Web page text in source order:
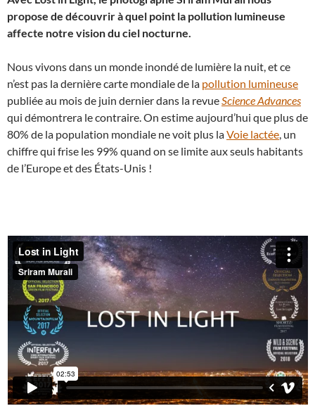
propose de découvrir à quel point la pollution lumineuse
affecte notre vision du ciel nocturne.
Nous vivons dans un monde inondé de lumière la nuit, et ce
n’est pas la dernière carte mondiale de la pollution lumineuse
publiée au mois de juin dernier dans la revueScience Advances
qui démontrera le contraire. On estime aujourd’hui que plus de
80% de la population mondiale ne voit plus laVoie lactée, un
chiffre qui frise les 99% quand on se limite aux seuls habitants
de l’Europe et des États-Unis !